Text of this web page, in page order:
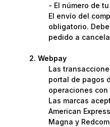
- El número de
El envío del
obligatorio.
pedido a
Webpay
Las
portal de pagos
operaciones
Las marcas
American
Magna y